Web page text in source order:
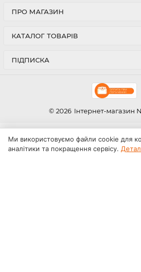
ПРО МАГАЗИН
КАТАЛОГ ТОВАРІВ
ПІДПИСКА
© 2026 Інтернет-магазин
Ми використовуємо файли cookie для
аналітики та покращення сервісу.